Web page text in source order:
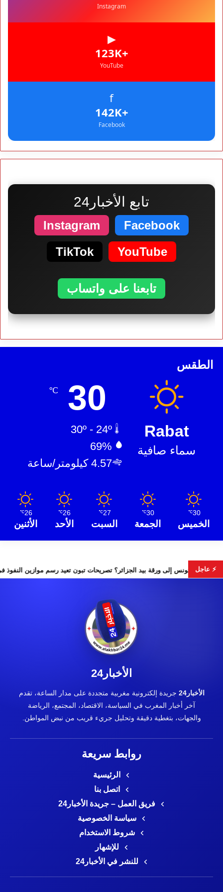
Instagram
▶
+123K
YouTube
f
+142K
Facebook
تابع الأخبار24
Facebook
Instagram
YouTube
TikTok
تابعنا على واتساب
الطقس
Rabat
سماء صافية
30
℃
69%
4.57 كيلومتر/ساعة
30
℃
الخميس
30
℃
الجمعة
27
℃
السبت
26
℃
الأحد
26
℃
الأثنين
⚡ عاجل هل تتحول تونس إلى ورقة بيد الجزائر؟ تصريحات تبون تعيد
الأخبار24
الأخبار24
جريدة إلكترونية مغربية متجددة على مدار الساعة، تقدم
آخر أخبار المغرب في السياسة، الاقتصاد، المجتمع، الرياضة
والجهات، بتغطية دقيقة وتحليل جريء قريب من نبض المواطن.
روابط سريعة
الرئيسية
اتصل بنا
فريق العمل – جريدة الأخبار24
سياسة الخصوصية
شروط الاستخدام
للإشهار
للنشر في الأخبار24